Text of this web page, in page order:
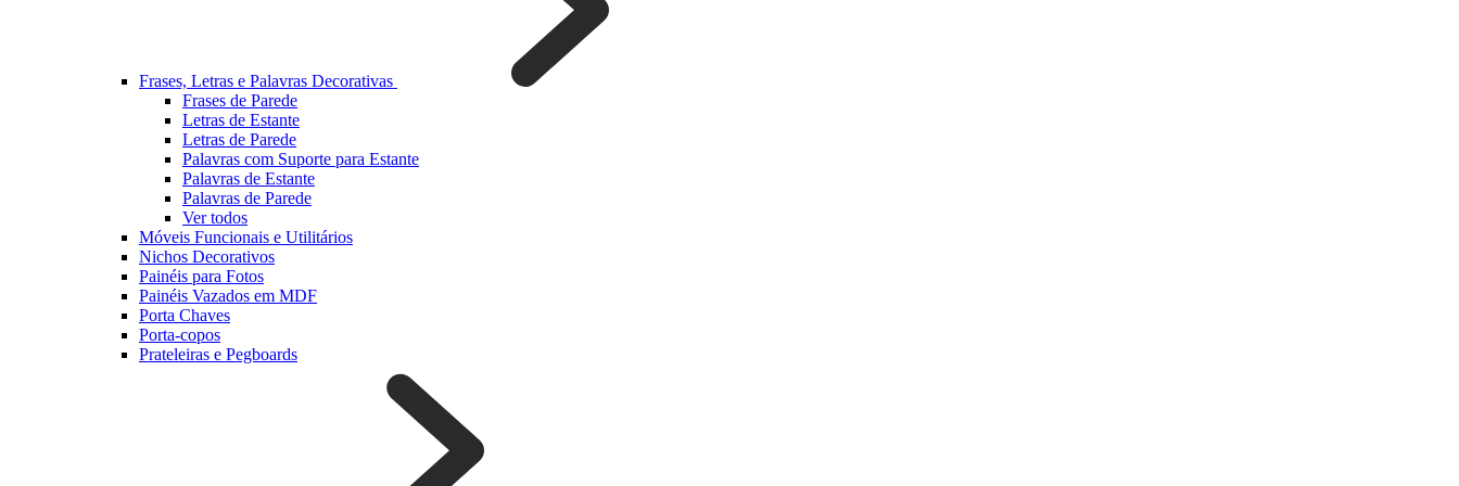
Frases, Letras e Palavras Decorativas
Frases de Parede
Letras de Estante
Letras de Parede
Palavras com Suporte para Estante
Palavras de Estante
Palavras de Parede
Ver todos
Móveis Funcionais e Utilitários
Nichos Decorativos
Painéis para Fotos
Painéis Vazados em MDF
Porta Chaves
Porta-copos
Prateleiras e Pegboards